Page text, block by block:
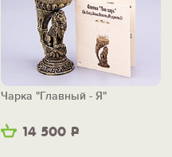
14 500 Р
Чарка "Главный - Я"